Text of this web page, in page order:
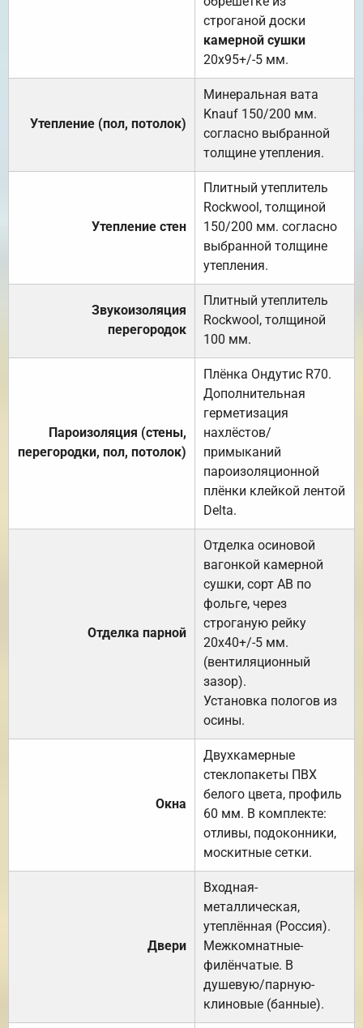
строганой доски
камерной сушки
20х95+/-5 мм.
Утепление (пол, потолок)
Минеральная вата
Knauf 150/200 мм.
согласно выбранной
толщине утепления.
Утепление стен
Плитный утеплитель
Rockwool, толщиной
150/200 мм. согласно
выбранной толщине
утепления.
Звукоизоляция
перегородок
Плитный утеплитель
Rockwool, толщиной
100 мм.
Пароизоляция (стены,
перегородки, пол, потолок)
Плёнка Ондутис R70.
Дополнительная
герметизация
нахлёстов/
примыканий
пароизоляционной
плёнки клейкой лентой
Delta.
Отделка парной
Отделка осиновой
вагонкой камерной
сушки, сорт АВ по
фольге, через
строганую рейку
20х40+/-5 мм.
(вентиляционный
зазор).
Установка пологов из
осины.
Окна
Двухкамерные
стеклопакеты ПВХ
белого цвета, профиль
60 мм. В комплекте:
отливы, подоконники,
москитные сетки.
Двери
Входная-
металлическая,
утеплённая (Россия).
Межкомнатные-
филёнчатые. В
душевую/парную-
клиновые (банные).